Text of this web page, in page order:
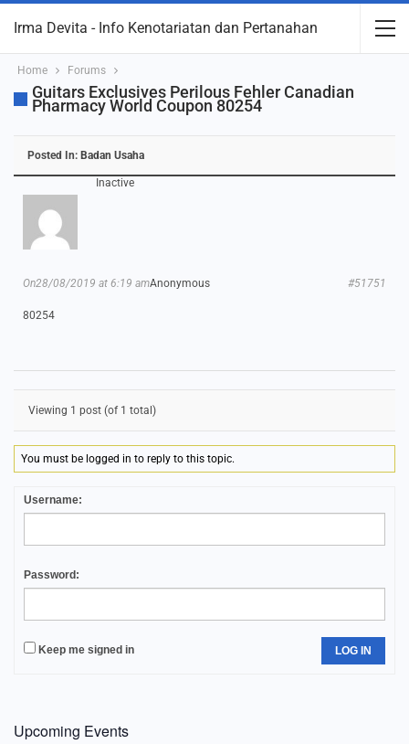
Irma Devita - Info Kenotariatan dan Pertanahan
Home Forums
Guitars Exclusives Perilous Fehler Canadian
Pharmacy World Coupon 80254
Posted In: Badan Usaha
Inactive
Anonymous
On28/08/2019 at 6:19 am #51751
80254
Viewing 1 post (of 1 total)
You must be logged in to reply to this topic.
Username:
Password:
Keep me signed in LOG IN
Upcoming Events